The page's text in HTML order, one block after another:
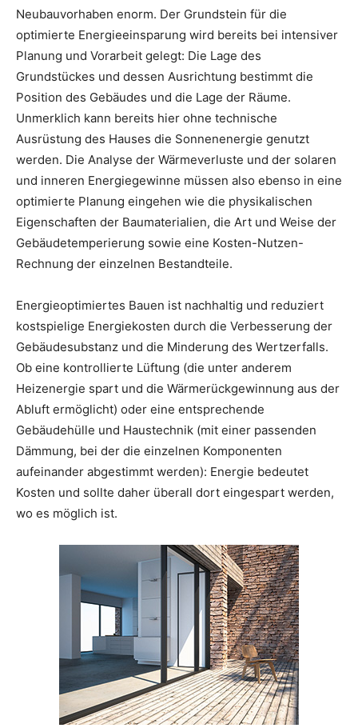
Neubauvorhaben enorm. Der Grundstein für die
optimierte Energieeinsparung wird bereits bei intensiver
Planung und Vorarbeit gelegt: Die Lage des
Grundstückes und dessen Ausrichtung bestimmt die
Position des Gebäudes und die Lage der Räume.
Unmerklich kann bereits hier ohne technische
Ausrüstung des Hauses die Sonnenenergie genutzt
werden. Die Analyse der Wärmeverluste und der solaren
und inneren Energiegewinne müssen also ebenso in eine
optimierte Planung eingehen wie die physikalischen
Eigenschaften der Baumaterialien, die Art und Weise der
Gebäudetemperierung sowie eine Kosten-Nutzen-
Rechnung der einzelnen Bestandteile.
Energieoptimiertes Bauen ist nachhaltig und reduziert
kostspielige Energiekosten durch die Verbesserung der
Gebäudesubstanz und die Minderung des Wertzerfalls.
Ob eine kontrollierte Lüftung (die unter anderem
Heizenergie spart und die Wärmerückgewinnung aus der
Abluft ermöglicht) oder eine entsprechende
Gebäudehülle und Haustechnik (mit einer passenden
Dämmung, bei der die einzelnen Komponenten
aufeinander abgestimmt werden): Energie bedeutet
Kosten und sollte daher überall dort eingespart werden,
wo es möglich ist.